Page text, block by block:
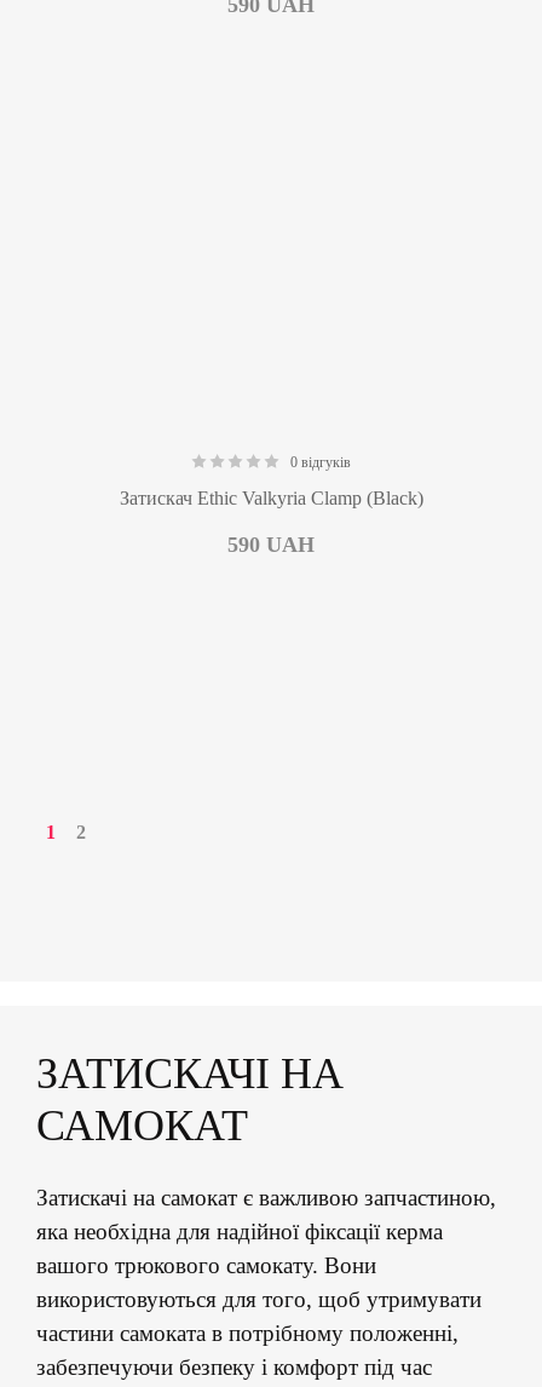
0 відгуків
Затискач Ethic Valkyria Clamp (Black)
590 UAH
1 2
ЗАТИСКАЧІ НА
САМОКАТ
Затискачі на самокат є важливою запчастиною,
яка необхідна для надійної фіксації керма
вашого трюкового самокату. Вони
використовуються для того, щоб утримувати
частини самоката в потрібному положенні,
забезпечуючи безпеку і комфорт під час